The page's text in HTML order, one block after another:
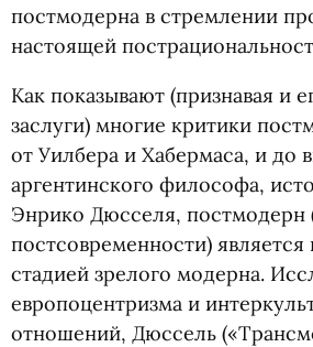
постмодерна в стремлении
настоящей
Как показывают (признавая и
заслуги) многие критики
от Уилбера и Хабермаса, и до
аргентинского философа,
Энрико Дюсселя, постмодерн
постсовременности)
стадией зрелого модерна.
европоцентризма и
отношений, Дюссель (